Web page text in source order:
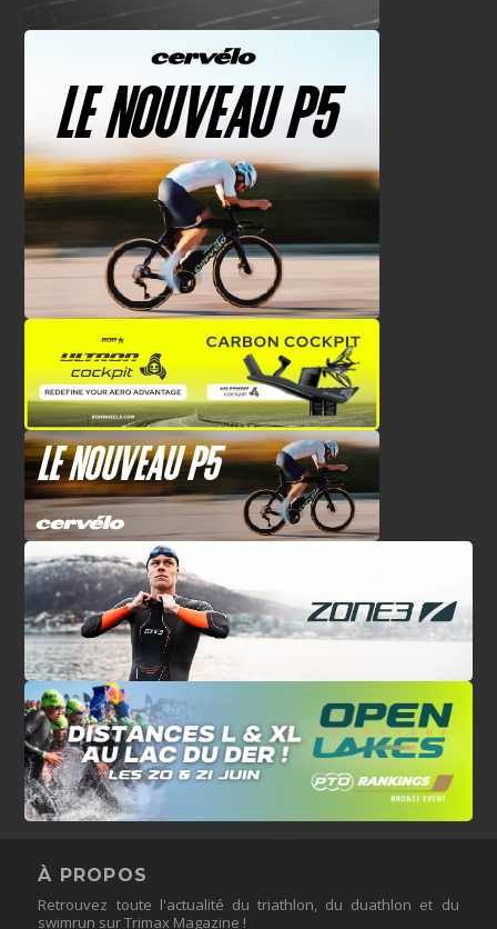
À PROPOS
Retrouvez toute l'actualité du triathlon, du duathlon et du
swimrun sur Trimax Magazine !